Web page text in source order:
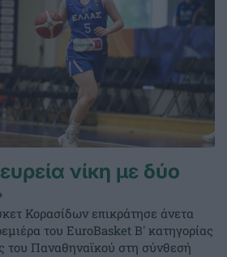
νίκη με δύο
Κορασίδων επικράτησε άνετα
του EuroBasket Β' κατηγορίας
του Παναθηναϊκού στη σύνθεσή